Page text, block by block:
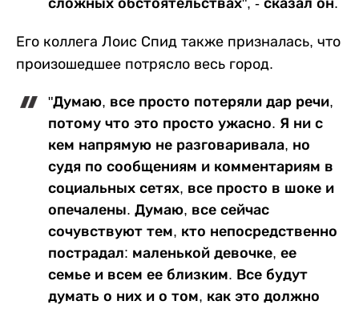
сложных обстоятельствах", - сказал он.
Его коллега Лоис Спид также призналась, что
произошедшее потрясло весь город.
"Думаю, все просто потеряли дар речи,
потому что это просто ужасно. Я ни с
кем напрямую не разговаривала, но
судя по сообщениям и комментариям в
социальных сетях, все просто в шоке и
опечалены. Думаю, все сейчас
сочувствуют тем, кто непосредственно
пострадал: маленькой девочке, ее
семье и всем ее близким. Все будут
думать о них и о том, как это должно